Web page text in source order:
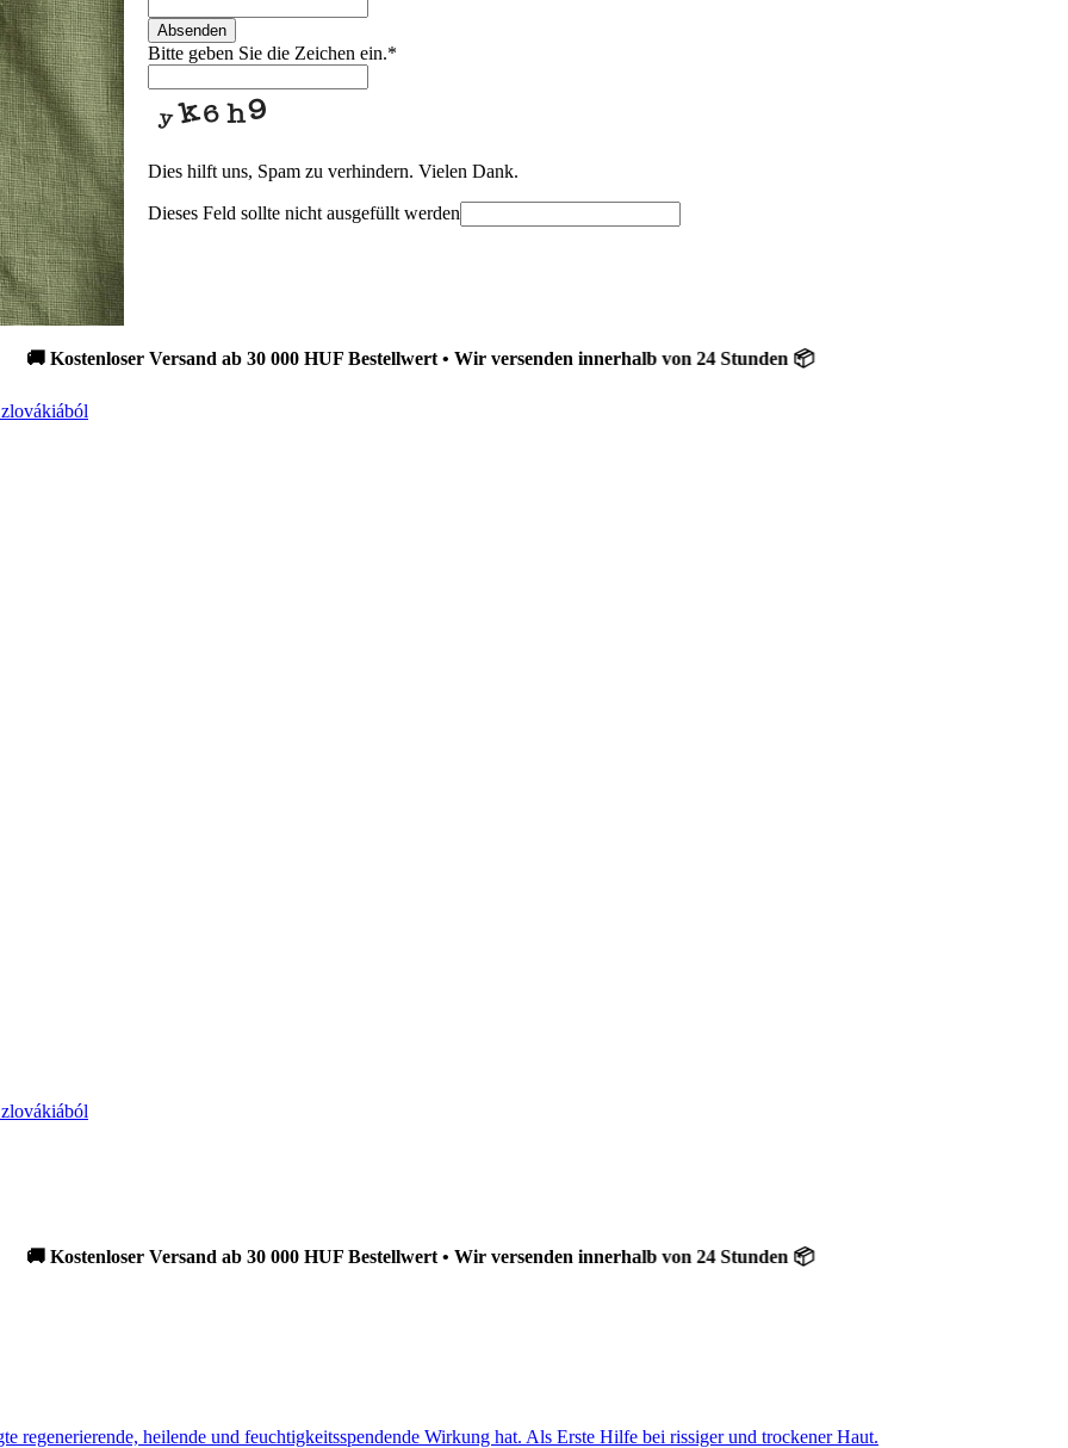
Absenden
Bitte geben Sie die Zeichen ein.*
Dies hilft uns, Spam zu verhindern. Vielen Dank.
Dieses Feld sollte nicht ausgefüllt werden
Versand ab 30 000 HUF Bestellwert • Wir versenden innerhalb von 24 Stunden 📦
Versand ab 30 000 HUF Bestellwert • Wir versenden innerhalb von 24 Stunden 📦